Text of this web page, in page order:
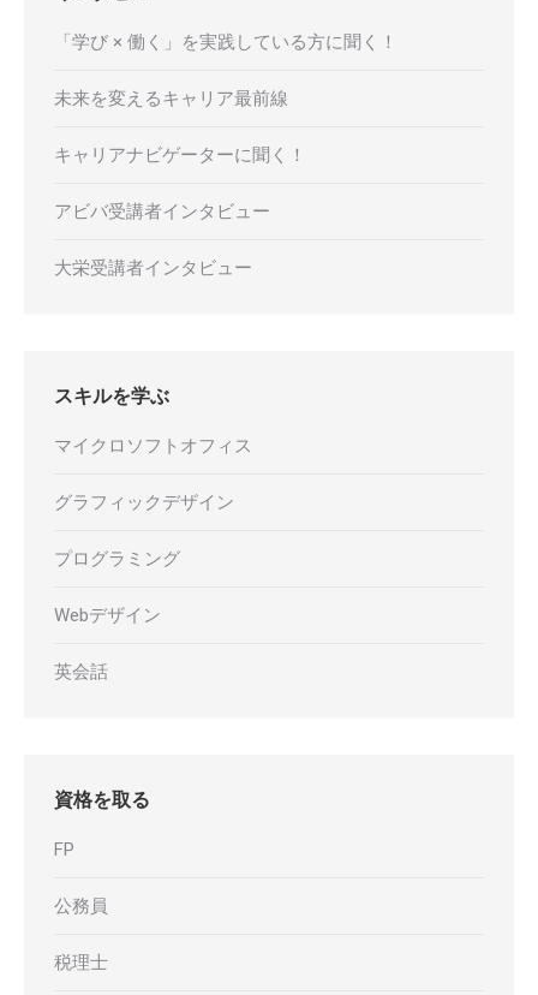
「学び × 働く」を実践している方に聞く！
未来を変えるキャリア最前線
キャリアナビゲーターに聞く！
アビバ受講者インタビュー
大栄受講者インタビュー
スキルを学ぶ
マイクロソフトオフィス
グラフィックデザイン
プログラミング
Webデザイン
英会話
資格を取る
FP
公務員
税理士